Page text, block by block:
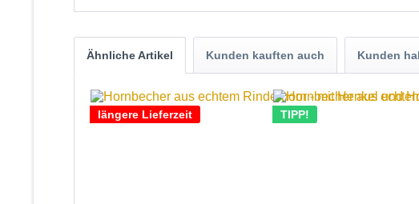
Ähnliche Artikel Kunden kauften auch Kunden
längere Lieferzeit TIPP!